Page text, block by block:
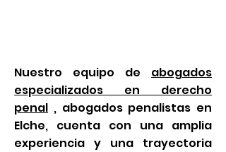
Nuestro equipo de abogados
especializados en derecho
penal , abogados penalistas en
Elche, cuenta con una amplia
experiencia y una trayectoria